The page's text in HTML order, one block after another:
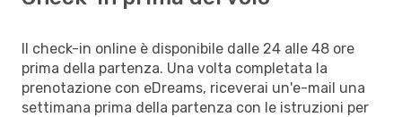
Il check-in online è disponibile dalle 24 alle 48 ore
prima della partenza. Una volta completata la
prenotazione con eDreams, riceverai un'e-mail una
settimana prima della partenza con le istruzioni per